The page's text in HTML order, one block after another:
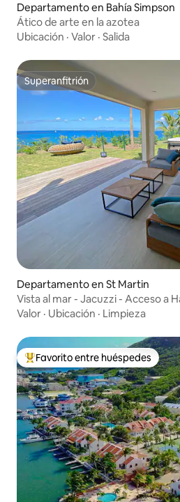
Departamento en Bahía Simpson
Ático de arte en la azotea
Ubicación · Valor · Salida
Superanfitrión
Superanfitrión
Departamento en St Martin
Vista al mar - Jacuzzi - Acceso a
Valor · Ubicación · Limpieza
De los mejores en Favorito entre
Favorito entre huéspedes